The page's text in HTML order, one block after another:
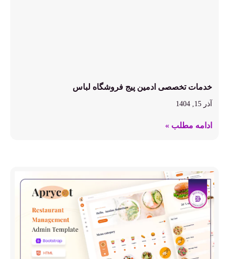
خدمات تخصصی ادمین پیج فروشگاه لباس
آذر 15, 1404
ادامه مطلب »